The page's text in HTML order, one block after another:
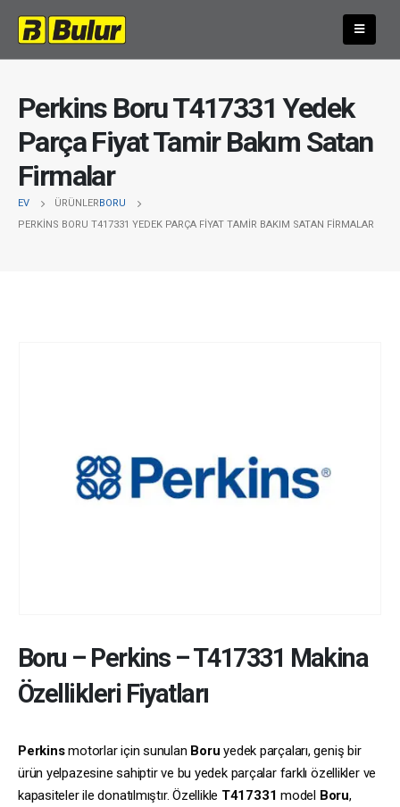
Perkins Boru T417331 Yedek
Parça Fiyat Tamir Bakım Satan
Firmalar
EV ÜRÜNLERBORU
PERKINS BORU T417331 YEDEK PARÇA FIYAT TAMIR BAKIM SATAN FIRMALAR
Boru – Perkins–T417331 Makina
Özellikleri Fiyatları
Perkinsmotorlar için sunulan Boru yedek parçaları, geniş bir
ürün yelpazesine sahiptir ve bu yedek parçalar farklı özellikler ve
kapasiteler ile donatılmıştır. Özellikle T417331 model Boru,